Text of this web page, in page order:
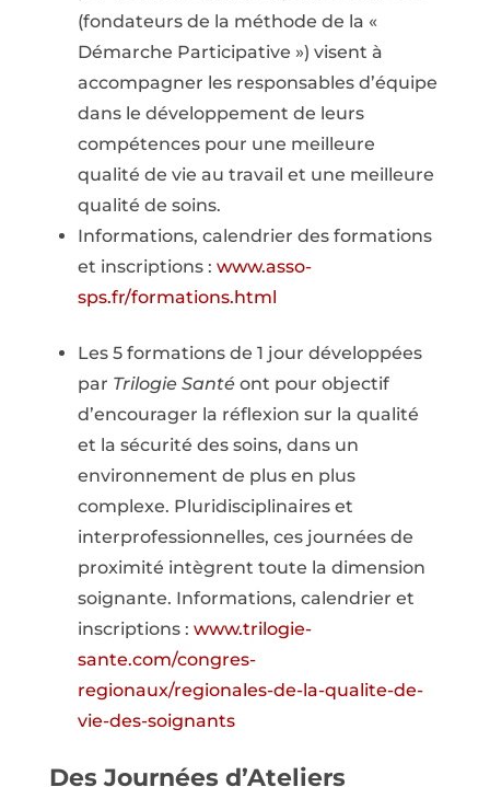
(fondateurs de la méthode de la «
Démarche Participative ») visent à
accompagner les responsables d’équipe
dans le développement de leurs
compétences pour une meilleure
qualité de vie au travail et une meilleure
qualité de soins.
Informations, calendrier des formations
et inscriptions : www.asso-
sps.fr/formations.html
Les 5 formations de 1 jour développées
par Trilogie Santéont pour objectif
d’encourager la réflexion sur la qualité
et la sécurité des soins, dans un
environnement de plus en plus
complexe. Pluridisciplinaires et
interprofessionnelles, ces journées de
proximité intègrent toute la dimension
soignante. Informations, calendrier et
inscriptions : www.trilogie-
sante.com/congres-
regionaux/regionales-de-la-qualite-de-
vie-des-soignants
Des Journées d’Ateliers